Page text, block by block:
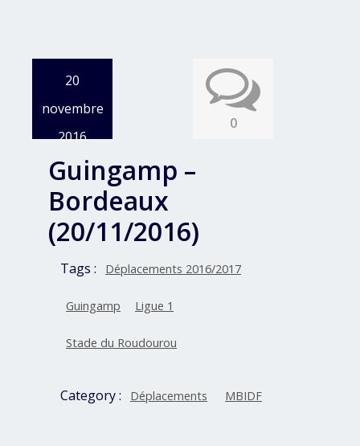
20
novembre
2016
0
Guingamp –
Bordeaux
(20/11/2016)
Tags : Déplacements 2016/2017
Guingamp Ligue 1
Stade du Roudourou
Category : Déplacements MBIDF